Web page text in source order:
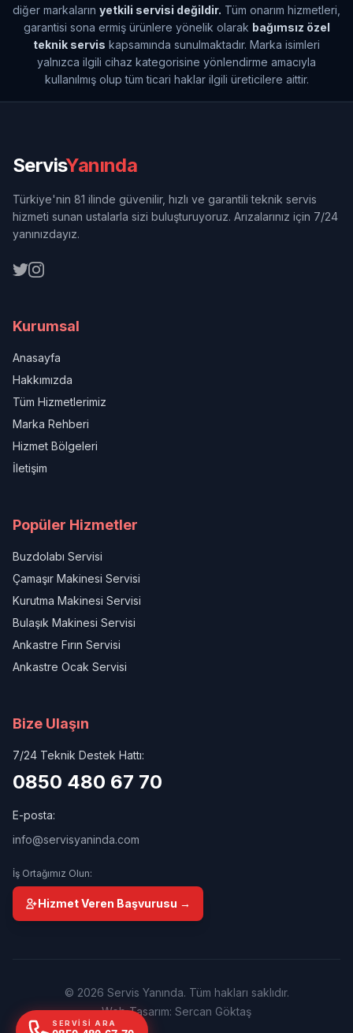
diğer markaların yetkili servisi değildir. Tüm onarım hizmetleri,
garantisi sona ermiş ürünlere yönelik olarak bağımsız özel
teknik servis kapsamında sunulmaktadır. Marka isimleri
yalnızca ilgili cihaz kategorisine yönlendirme amacıyla
kullanılmış olup tüm ticari haklar ilgili üreticilere aittir.
ServisYanında
Türkiye'nin 81 ilinde güvenilir, hızlı ve garantili teknik servis
hizmeti sunan ustalarla sizi buluşturuyoruz. Arızalarınız için 7/24
yanınızdayız.
Kurumsal
Anasayfa
Hakkımızda
Tüm Hizmetlerimiz
Marka Rehberi
Hizmet Bölgeleri
İletişim
Popüler Hizmetler
Buzdolabı Servisi
Çamaşır Makinesi Servisi
Kurutma Makinesi Servisi
Bulaşık Makinesi Servisi
Ankastre Fırın Servisi
Ankastre Ocak Servisi
Bize Ulaşın
7/24 Teknik Destek Hattı:
0850 480 67 70
E-posta:
info@servisyaninda.com
İş Ortağımız Olun:
Hizmet Veren Başvurusu →
© 2026 Servis Yanında. Tüm hakları saklıdır.
Web Tasarım: Sercan Göktaş
SERVISI ARA